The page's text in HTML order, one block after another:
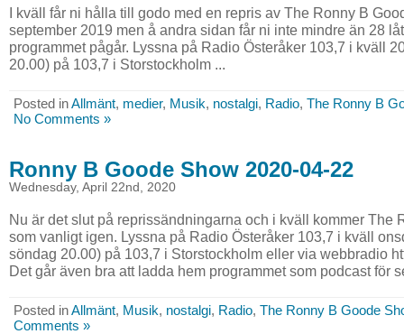
I kväll får ni hålla till godo med en repris av The Ronny B
september 2019 men å andra sidan får ni inte mindre än 28
programmet pågår. Lyssna på Radio Österåker 103,7 i kväll
20.00) på 103,7 i Storstockholm ...
Posted inAllmänt, medier, Musik, nostalgi, Radio, The Ronny B
No Comments »
Ronny B Goode Show 2020-04-22
Wednesday, April 22nd, 2020
Nu är det slut på reprissändningarna och i kväll kommer The
som vanligt igen. Lyssna på Radio Österåker 103,7 i kväll
söndag 20.00) på 103,7 i Storstockholm eller via webbradio
Det går även bra att ladda hem programmet som podcast för
Posted inAllmänt, Musik, nostalgi, Radio, The Ronny B Goode
Comments »